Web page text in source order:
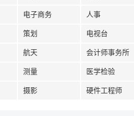
电子商务 人事
策划 电视台
航天 会计师事务所
测量 医学检验
摄影 硬件工程师